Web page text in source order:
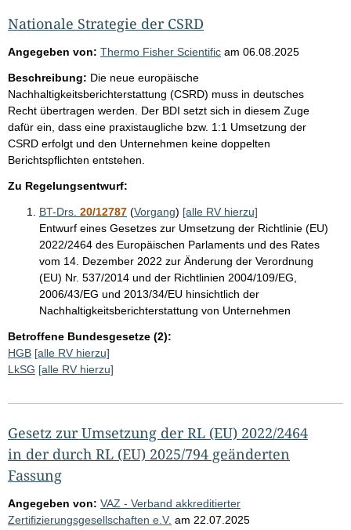
Nationale Strategie der CSRD
Angegeben von: Thermo Fisher Scientific am 06.08.2025
Beschreibung: Die neue europäische
Nachhaltigkeitsberichterstattung (CSRD) muss in deutsches
Recht übertragen werden. Der BDI setzt sich in diesem Zuge
dafür ein, dass eine praxistaugliche bzw. 1:1 Umsetzung der
CSRD erfolgt und den Unternehmen keine doppelten
Berichtspflichten entstehen.
Zu Regelungsentwurf:
BT-Drs. 20/12787 (Vorgang) [alle RV hierzu]
Entwurf eines Gesetzes zur Umsetzung der Richtlinie (EU)
2022/2464 des Europäischen Parlaments und des Rates
vom 14. Dezember 2022 zur Änderung der Verordnung
(EU) Nr. 537/2014 und der Richtlinien 2004/109/EG,
2006/43/EG und 2013/34/EU hinsichtlich der
Nachhaltigkeitsberichterstattung von Unternehmen
Betroffene Bundesgesetze (2):
HGB [alle RV hierzu]
LkSG [alle RV hierzu]
Gesetz zur Umsetzung der RL (EU) 2022/2464
in der durch RL (EU) 2025/794 geänderten
Fassung
Angegeben von: VAZ - Verband akkreditierter
Zertifizierungsgesellschaften e.V. am 22.07.2025